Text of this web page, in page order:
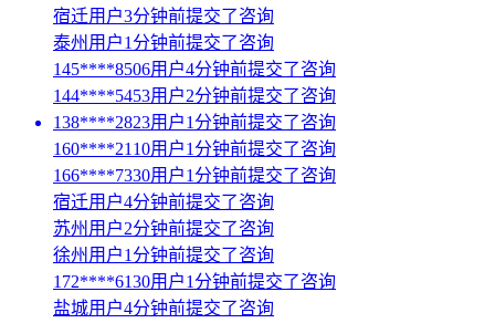
宿迁用户3分钟前提交了咨询
泰州用户1分钟前提交了咨询
145****8506用户4分钟前提交了咨询
144****5453用户2分钟前提交了咨询
138****2823用户1分钟前提交了咨询
160****2110用户1分钟前提交了咨询
166****7330用户1分钟前提交了咨询
宿迁用户4分钟前提交了咨询
苏州用户2分钟前提交了咨询
徐州用户1分钟前提交了咨询
172****6130用户1分钟前提交了咨询
盐城用户4分钟前提交了咨询